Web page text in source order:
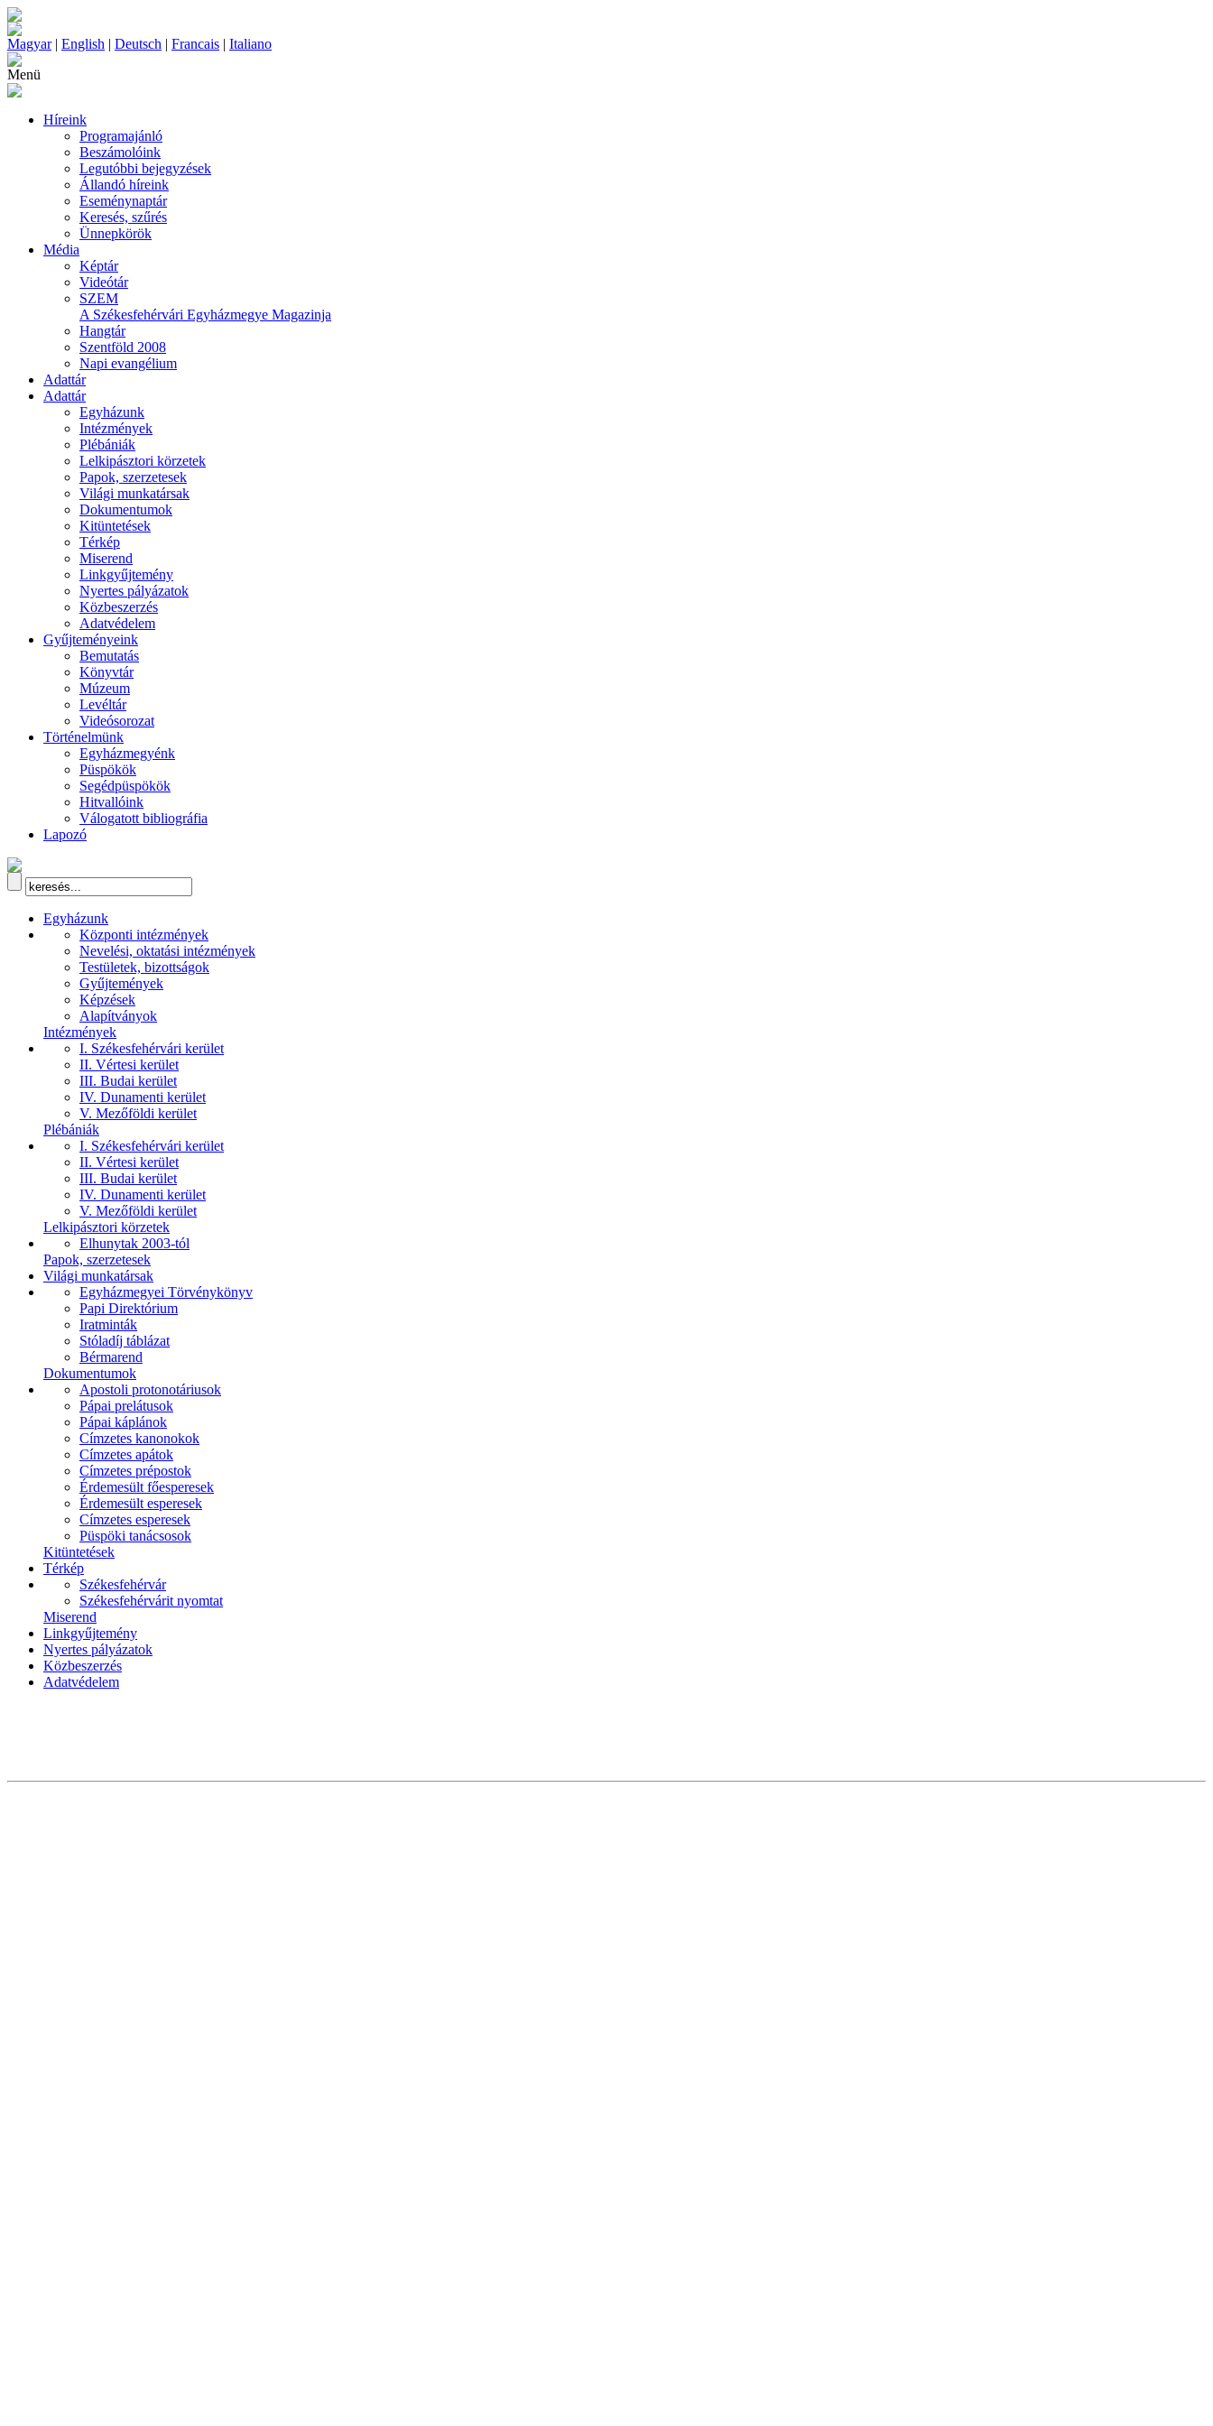
Magyar| English | Deutsch | Francais | Italiano
Menü
Híreink
Programajánló
Beszámolóink
Legutóbbi bejegyzések
Állandó híreink
Eseménynaptár
Keresés, szűrés
Ünnepkörök
Média
Képtár
Videótár
SZEM
A Székesfehérvári Egyházmegye Magazinja
Hangtár
Szentföld 2008
Napi evangélium
Adattár
Adattár
Egyházunk
Intézmények
Plébániák
Lelkipásztori körzetek
Papok, szerzetesek
Világi munkatársak
Dokumentumok
Kitüntetések
Térkép
Miserend
Linkgyűjtemény
Nyertes pályázatok
Közbeszerzés
Adatvédelem
Gyűjteményeink
Bemutatás
Könyvtár
Múzeum
Levéltár
Videósorozat
Történelmünk
Egyházmegyénk
Püspökök
Segédpüspökök
Hitvallóink
Válogatott bibliográfia
Lapozó
Egyházunk
Központi intézmények
Nevelési, oktatási intézmények
Testületek, bizottságok
Gyűjtemények
Képzések
Alapítványok
Intézmények
I. Székesfehérvári kerület
II. Vértesi kerület
III. Budai kerület
IV. Dunamenti kerület
V. Mezőföldi kerület
Plébániák
I. Székesfehérvári kerület
II. Vértesi kerület
III. Budai kerület
IV. Dunamenti kerület
V. Mezőföldi kerület
Lelkipásztori körzetek
Elhunytak 2003-tól
Papok, szerzetesek
Világi munkatársak
Egyházmegyei Törvénykönyv
Papi Direktórium
Iratminták
Stóladíj táblázat
Bérmarend
Dokumentumok
Apostoli protonotáriusok
Pápai prelátusok
Pápai káplánok
Címzetes kanonokok
Címzetes apátok
Címzetes prépostok
Érdemesült főesperesek
Érdemesült esperesek
Címzetes esperesek
Püspöki tanácsosok
Kitüntetések
Térkép
Székesfehérvár
Székesfehérvárit nyomtat
Miserend
Linkgyűjtemény
Nyertes pályázatok
Közbeszerzés
Adatvédelem